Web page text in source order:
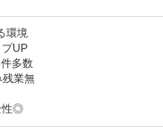
環境
UP
多数
業無
性◎